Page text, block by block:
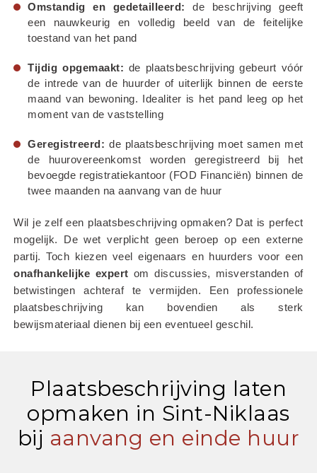
Omstandig en gedetailleerd:
de beschrijving geeft
een nauwkeurig en volledig beeld van de feitelijke
toestand van het pand
Tijdig opgemaakt: de plaatsbeschrijving gebeurt vóór
de intrede van de huurder of uiterlijk binnen de eerste
maand van bewoning. Idealiter is het pand leeg op het
moment van de vaststelling
Geregistreerd: de plaatsbeschrijving moet samen met
de huurovereenkomst worden geregistreerd bij het
bevoegde registratiekantoor (FOD Financiën) binnen de
twee maanden na aanvang van de huur
Wil je zelf een plaatsbeschrijving opmaken? Dat is perfect
mogelijk. De wet verplicht geen beroep op een externe
onafhankelijke expert om discussies, misverstanden of
betwistingen achteraf te vermijden. Een professionele
plaatsbeschrijving kan bovendien als sterk
bewijsmateriaal dienen bij een eventueel geschil.
Plaatsbeschrijving laten
opmaken in Sint-Niklaas
bij aanvang en einde huur